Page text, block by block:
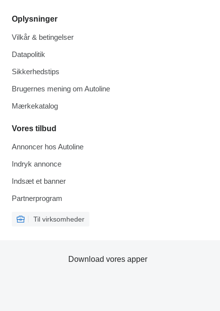
Oplysninger
Vilkår & betingelser
Datapolitik
Sikkerhedstips
Brugernes mening om Autoline
Mærkekatalog
Vores tilbud
Annoncer hos Autoline
Indryk annonce
Indsæt et banner
Partnerprogram
Til virksomheder
Download vores apper